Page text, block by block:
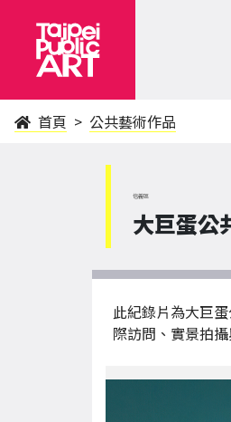
首頁 公共藝術作品
信義區
大巨蛋公
此紀錄片為大巨
際訪問、實景拍